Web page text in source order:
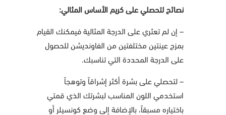
نصائح لتحصلي على كريم الأساس المثالي:
– إن لم تعثري على الدرجة المثالية فيمكنك القيام
بمزج عينتين مختلفتين من الفاونديشن للحصول
على الدرجة المحددة التي تناسبك.
– لتحصلي على بشرة أكثر إشراقاً وتوهجاً
استخدمي اللون المناسب لبشرتك الذي قمتي
باختياره مسبقاً، بالإضافة إلى وضع كونسيلر أو